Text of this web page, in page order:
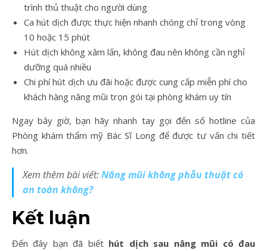
trình thủ thuật cho người dùng
Ca hút dịch được thực hiện nhanh chóng chỉ trong vòng
10 hoặc 15 phút
Hút dịch không xâm lấn, không đau nên không cần nghỉ
dưỡng quá nhiều
Chi phí hút dịch ưu đãi hoặc được cung cấp miễn phí cho
khách hàng nâng mũi trọn gói tại phòng khám uy tín
Ngay bây giờ, bạn hãy nhanh tay gọi đến số hotline của
Phòng khám thẩm mỹ Bác Sĩ Long để được tư vấn chi tiết
hơn.
Xem thêm bài viết:Nâng mũi không phẫu thuật có
an toàn không?
Kết luận
Đến đây bạn đã biết hút dịch sau nâng mũi có đau